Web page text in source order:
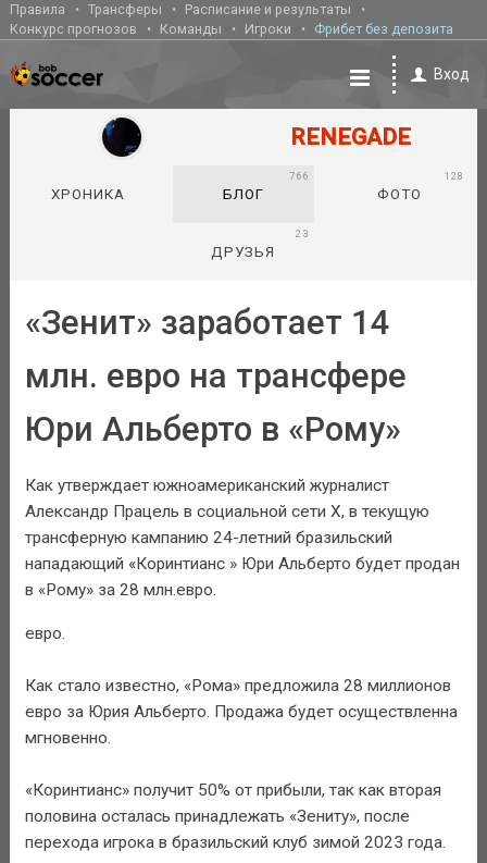
Правила Трансферы
Расписание и результаты
Конкурс прогнозов
Команды Игроки Фрибет без депозита
Вход
RENEGADE
ХРОНИКА БЛОГ
766
ФОТО
128
ДРУЗЬЯ
23
«Зенит» заработает 14
млн. евро на трансфере
Юри Альберто в «Рому»
Как утверждает южноамериканский журналист
Александр Працель в социальной сети Х, в текущую
трансферную кампанию 24-летний бразильский
нападающий «Коринтианс » Юри Альберто будет продан
в «Рому» за 28 млн.евро.
евро.
Как стало известно, «Рома» предложила 28 миллионов
евро за Юрия Альберто. Продажа будет осуществленна
мгновенно.
«Коринтианс» получит 50% от прибыли, так как вторая
половина осталась принадлежать «Зениту», после
перехода игрока в бразильский клуб зимой 2023 года.